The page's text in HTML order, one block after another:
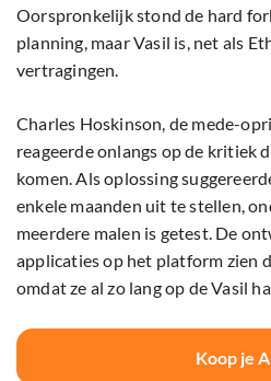
Oorspronkelijk stond de hard
planning, maar Vasil is, net als
vertragingen.
Charles Hoskinson, de mede-
reageerde onlangs op de kritiek
komen. Als oplossing
enkele maanden uit te stellen,
meerdere malen is getest. De
applicaties op het platform zien
omdat ze al zo lang op de Vasil
Koop je